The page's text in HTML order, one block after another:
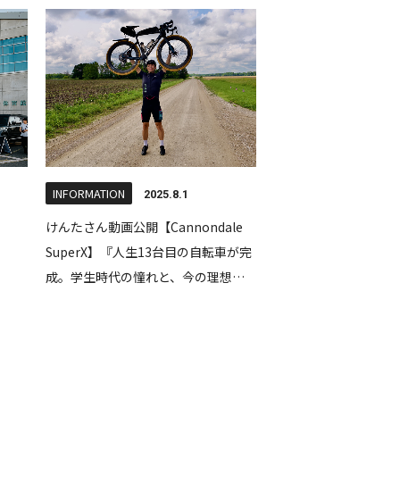
INFORMATION 2025.8.1
けんたさん動画公開【Cannondale
SuperX】『人生13台目の自転車が完
成。学生時代の憧れと、今の理想を